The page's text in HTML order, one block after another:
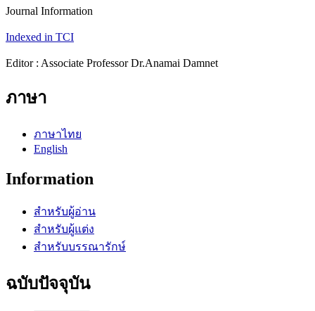
Journal Information
Indexed in TCI
Editor : Associate Professor Dr.Anamai Damnet
ภาษา
ภาษาไทย
English
Information
สำหรับผู้อ่าน
สำหรับผู้แต่ง
สำหรับบรรณารักษ์
ฉบับปัจจุบัน